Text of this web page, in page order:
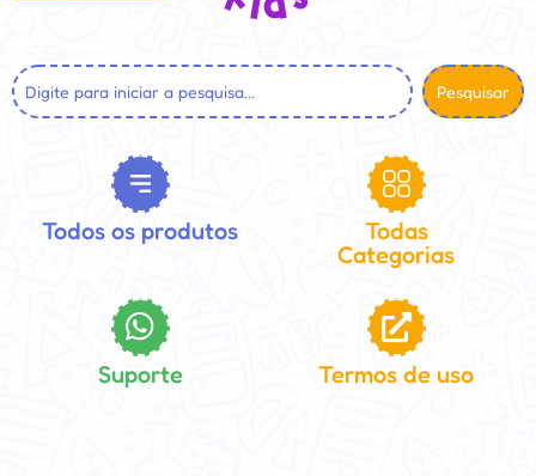
Pesquisar
Todos os produtos
Todas
Categorias
Suporte Termos de uso